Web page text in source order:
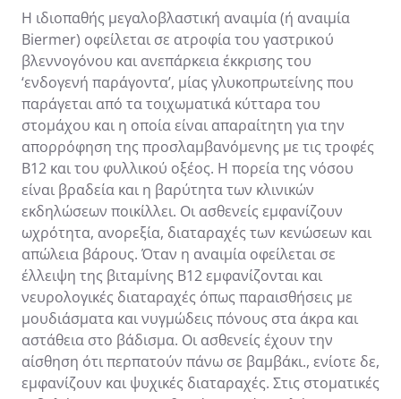
Η ιδιοπαθής μεγαλοβλαστική αναιμία (ή αναιμία
Biermer) οφείλεται σε ατροφία του γαστρικού
βλεννογόνου και ανεπάρκεια έκκρισης του
‘ενδογενή παράγοντα’, μίας γλυκοπρωτείνης που
παράγεται από τα τοιχωματικά κύτταρα του
στομάχου και η οποία είναι απαραίτητη για την
απορρόφηση της προσλαμβανόμενης με τις τροφές
B12 και του φυλλικού οξέος. Η πορεία της νόσου
είναι βραδεία και η βαρύτητα των κλινικών
εκδηλώσεων ποικίλλει. Οι ασθενείς εμφανίζουν
ωχρότητα, ανορεξία, διαταραχές των κενώσεων και
απώλεια βάρους. Όταν η αναιμία οφείλεται σε
έλλειψη της βιταμίνης Β12 εμφανίζονται και
νευρολογικές διαταραχές όπως παραισθήσεις με
μουδιάσματα και νυγμώδεις πόνους στα άκρα και
αστάθεια στο βάδισμα. Οι ασθενείς έχουν την
αίσθηση ότι περπατούν πάνω σε βαμβάκι., ενίοτε δε,
εμφανίζουν και ψυχικές διαταραχές. Στις στοματικές